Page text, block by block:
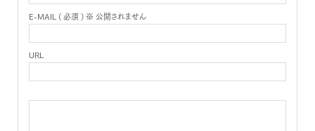
E-MAIL ( 必須 ) ※ 公開されません
URL